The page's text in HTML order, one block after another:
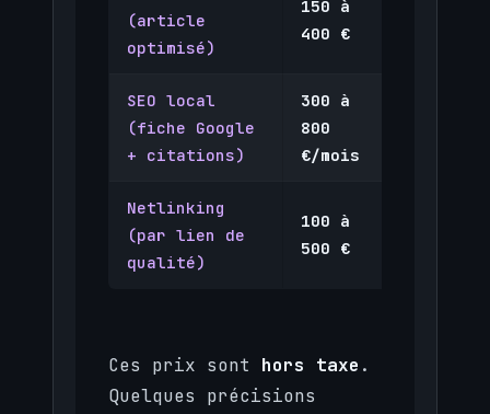
(article
optimisé)
150 à
400 €
SEO local
(fiche Google
+ citations)
300 à
800
€/mois
Netlinking
(par lien de
qualité)
100 à
500 €
Ces prix sont hors taxe .
Quelques précisions